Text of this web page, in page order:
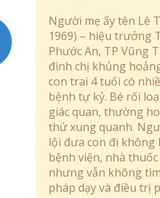
Người mẹ ấy tên Lê
1969) – hiệu trưởng
Phước An, TP Vũng
đình chị khủng
con trai 4 tuổi có
bệnh tự kỷ. Bé rối
giác quan, thường
thứ xung quanh.
lội đưa con đi không
bệnh viện, nhà
nhưng vẫn không
pháp dạy và điều trị